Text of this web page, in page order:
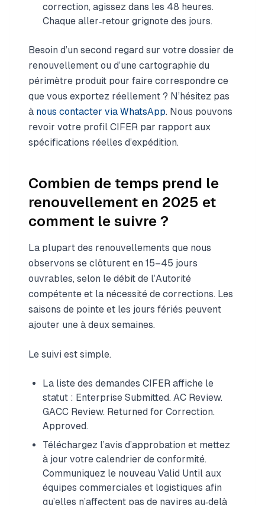
correction, agissez dans les 48 heures.
Chaque aller‑retour grignote des jours.
Besoin d’un second regard sur votre dossier de
renouvellement ou d’une cartographie du
périmètre produit pour faire correspondre ce
que vous exportez réellement ? N’hésitez pas
à nous contacter via WhatsApp. Nous pouvons
revoir votre profil CIFER par rapport aux
spécifications réelles d’expédition.
Combien de temps prend le
renouvellement en 2025 et
comment le suivre ?
La plupart des renouvellements que nous
observons se clôturent en 15–45 jours
ouvrables, selon le débit de l’Autorité
compétente et la nécessité de corrections. Les
saisons de pointe et les jours fériés peuvent
ajouter une à deux semaines.
Le suivi est simple.
La liste des demandes CIFER affiche le
statut : Enterprise Submitted. AC Review.
GACC Review. Returned for Correction.
Approved.
Téléchargez l’avis d’approbation et mettez
à jour votre calendrier de conformité.
Communiquez le nouveau Valid Until aux
équipes commerciales et logistiques afin
qu’elles n’affectent pas de navires au‑delà